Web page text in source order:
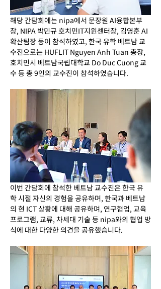
해당 간담회에는 nipa에서 문장원 AI융합본부
장, NIPA 박민규 호치민IT지원센터장, 김영훈 AI
확산팀장 등이 참석하였고, 한국 유학 베트남 교
수진으로는 HUFLIT Nguyen Anh Tuan 총장,
호치민시 베트남국립대학교 Do Duc Cuong 교
수 등 총 9인의 교수진이 참석하였습니다.
이번 간담회에 참석한 베트남 교수진은 한국 유
학 시절 자신의 경험을 공유하며, 한국과 베트남
의 현 ICT 상황에 대해 공유하며, 연구협업, 교육
프로그램, 교류, 차세대 기술 등 nipa와의 협업 방
식에 대한 다양한 의견을 공유했습니다.